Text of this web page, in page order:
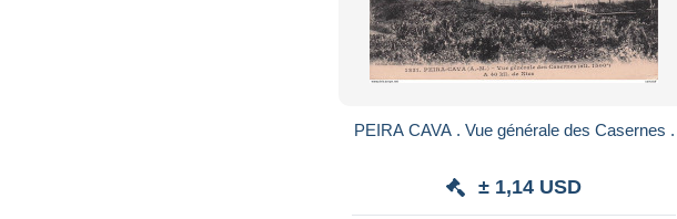
PEIRA CAVA . Vue générale des Casernes .
± 1,14 USD